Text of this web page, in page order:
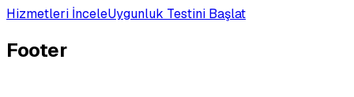
Hizmetleri İnceleUygunluk Testini Başlat
Footer